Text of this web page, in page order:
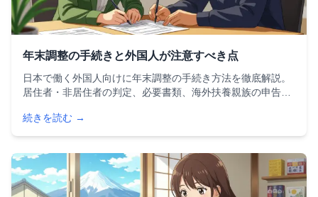
年末調整の手続きと外国人が注意すべき点
日本で働く外国人向けに年末調整の手続き方法を徹底解説。
居住者・非居住者の判定、必要書類、海外扶養親族の申告方
るためのポイントを網羅的にまとめています。
続きを読む →